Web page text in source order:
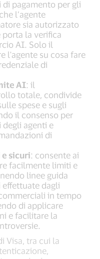
pagamento per gli
l’agente
sia autorizzato
porta la verifica
AI. Solo il
l'agente su cosa fare
di
AI: il
totale, condivide
spese e sugli
il consenso per
agenti e
di
sicuri: consente ai
facilmente limiti e
linee guida
effettuate dagli
in tempo
di applicare
e facilitare la
Visa, tra cui la